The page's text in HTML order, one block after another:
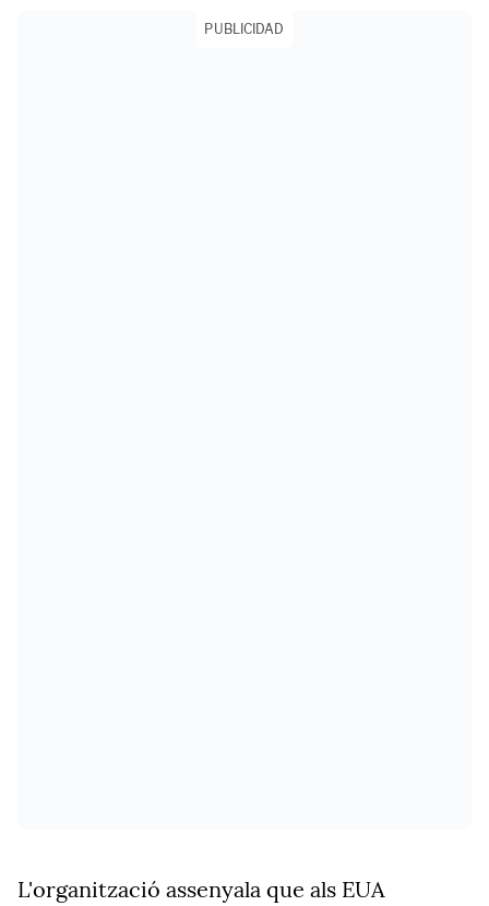
PUBLICIDAD
L'organització assenyala que als EUA